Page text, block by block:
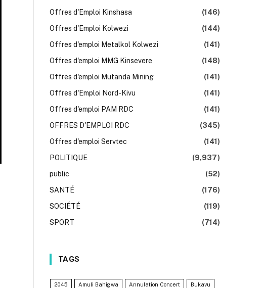
Offres d'Emploi Kinshasa
(146)
Offres d'Emploi Kolwezi
(144)
Offres d'emploi Metalkol Kolwezi
(141)
Offres d'emploi MMG Kinsevere
(148)
Offres d'emploi Mutanda Mining
(141)
Offres d'Emploi Nord-Kivu
(141)
Offres d'emploi PAM RDC
(141)
OFFRES D'EMPLOI RDC
(345)
Offres d'emploi Servtec
(141)
POLITIQUE
(9,937)
public
(52)
SANTÉ
(176)
SOCIÉTÉ
(119)
SPORT
(714)
TAGS
2045 Amuli Bahigwa Annulation Concert Bukavu